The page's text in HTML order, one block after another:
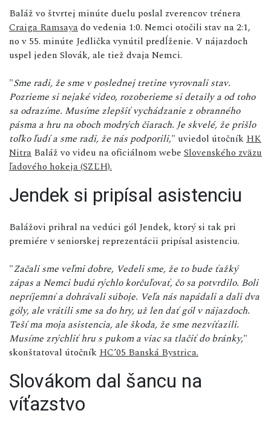
Baláž vo štvrtej minúte duelu poslal zverencov trénera
Craiga Ramsayado vedenia 1:0. Nemci otočili stav na 2:1,
no v 55. minúte Jedlička vynútil predĺženie. V nájazdoch
uspel jeden Slovák, ale tiež dvaja Nemci.
"Sme radi, že sme v poslednej tretine vyrovnali stav.
Pozrieme si nejaké video, rozoberieme si detaily a od toho
sa odrazíme. Musíme zlepšiť vychádzanie z obranného
pásma a hru na oboch modrých čiarach. Je skvelé, že prišlo
toľko ľudí a sme radi, že nás podporili," uviedol útočník HK
Nitra Baláž vo videu na oficiálnom webe Slovenského zväzu
ľadového hokeja (SZĽH).
Jendek si pripísal asistenciu
Balážovi prihral na vedúci gól Jendek, ktorý si tak pri
premiére v seniorskej reprezentácii pripísal asistenciu.
"Začali sme veľmi dobre, Vedeli sme, že to bude ťažký
zápas a Nemci budú rýchlo korčuľovať, čo sa potvrdilo. Boli
nepríjemní a dohrávali súboje. Veľa nás napádali a dali dva
góly, ale vrátili sme sa do hry, už len dať gól v nájazdoch.
Teší ma moja asistencia, ale škoda, že sme nezvíťazili.
Musíme zrýchliť hru s pukom a viac sa tlačiť do bránky,"
skonštatoval útočník HC’05 Banská Bystrica.
Slovákom dal šancu na
víťazstvo